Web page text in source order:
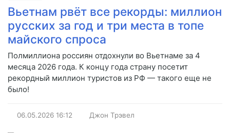
Вьетнам рвёт все рекорды: миллион
русских за год и три места в топе
майского спроса
Полмиллиона россиян отдохнули во Вьетнаме за 4
месяца 2026 года. К концу года страну посетит
рекордный миллион туристов из РФ — такого еще не
было!
06.05.2026 16:12 Джон Трэвел